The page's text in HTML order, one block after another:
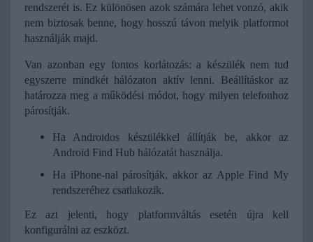
rendszerét is. Ez különösen azok számára lehet vonzó, akik
nem biztosak benne, hogy hosszú távon melyik platformot
használják majd.
Van azonban egy fontos korlátozás: a készülék nem tud
egyszerre mindkét hálózaton aktív lenni. Beállításkor az
határozza meg a működési módot, hogy milyen telefonhoz
párosítják.
Ha Androidos készülékkel állítják be, akkor az
Android Find Hub hálózatát használja.
Ha iPhone-nal párosítják, akkor az Apple Find My
rendszeréhez csatlakozik.
Ez azt jelenti, hogy platformváltás esetén újra kell
konfigurálni az eszközt.